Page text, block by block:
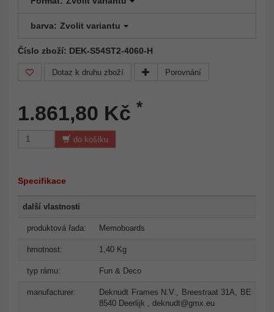
barva: Zvolit variantu
Číslo zboží: DEK-S54ST2-4060-H
Dotaz k druhu zboží Porovnání
1.861,80 Kč *
do košíku
Specifikace
další vlastnosti
produktová řada: Memoboards
hmotnost: 1,40 Kg
typ rámu: Fun & Deco
manufacturer:
Deknudt Frames N.V., Breestraat 31A, BE
8540 Deerlijk , deknudt@gmx.eu